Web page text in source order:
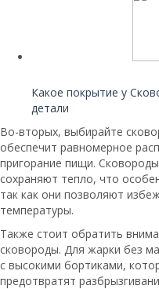
Какое покрытие у
детали
Во-вторых, выбирайте
обеспечит равномерное
пригорание пищи.
сохраняют тепло, что
так как они позволяют
температуры.
Также стоит обратить
сковороды. Для жарки без
с высокими бортиками,
предотвратят